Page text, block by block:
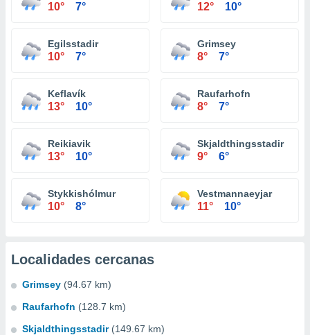
10° 7° 12° 10°
Egilsstadir
10° 7°
Grimsey
8° 7°
Keflavík
13° 10°
Raufarhofn
8° 7°
Reikiavik
13° 10°
Skjaldthingsstadir
9° 6°
Stykkishólmur
10° 8°
Vestmannaeyjar
11° 10°
Localidades cercanas
Grimsey (94.67 km)
Raufarhofn (128.7 km)
Skjaldthingsstadir (149.67 km)